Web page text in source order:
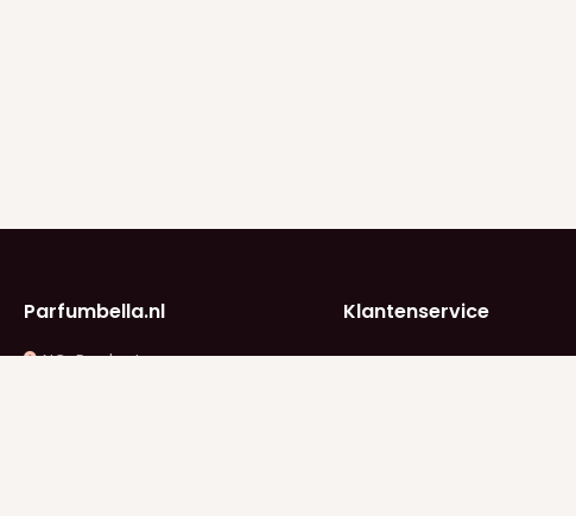
Parfumbella.nl
NC-Products
Klantenservice
Klantenservice